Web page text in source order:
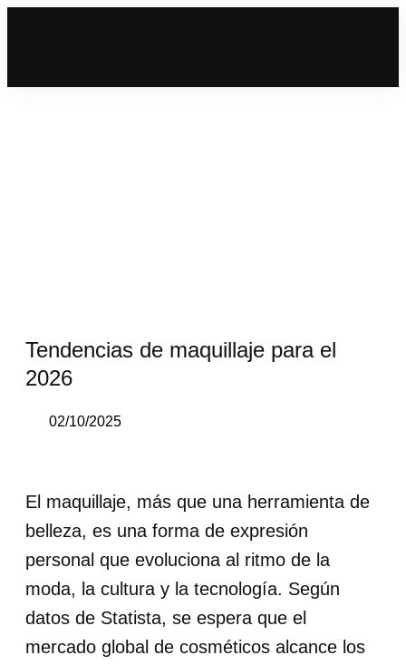
Tendencias de maquillaje para el
2026
02/10/2025
El maquillaje, más que una herramienta de
belleza, es una forma de expresión
personal que evoluciona al ritmo de la
moda, la cultura y la tecnología. Según
datos de Statista, se espera que el
mercado global de cosméticos alcance los